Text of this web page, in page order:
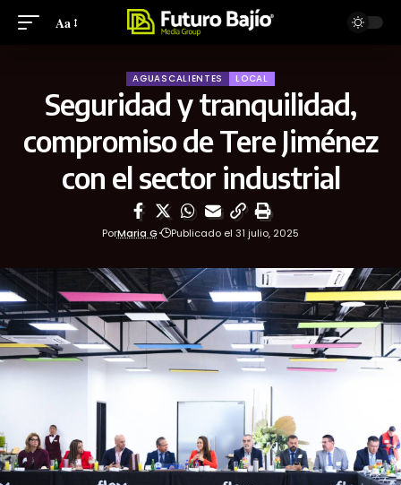
Aa
AGUASCALIENTES LOCAL
Seguridad y tranquilidad,
compromiso de Tere Jiménez
con el sector industrial
PorMaria G Publicado el 31 julio, 2025